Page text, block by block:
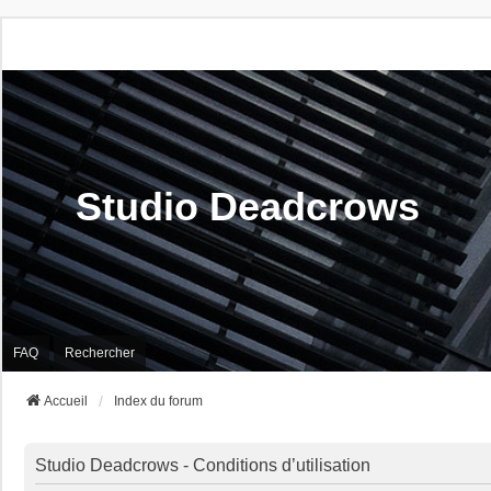
Studio Deadcrows
FAQ Rechercher
Accueil Index du forum
Studio Deadcrows - Conditions d’utilisation